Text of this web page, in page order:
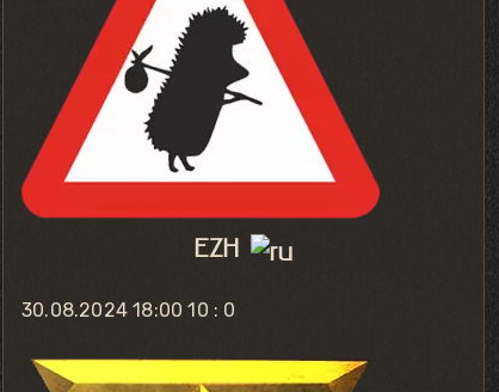
EZH
30.08.2024 18:0010 : 0